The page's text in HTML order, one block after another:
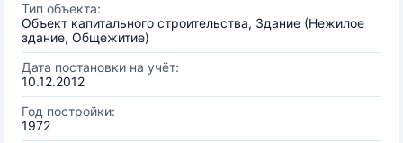
Тип объекта:
Объект капитального строительства, Здание (Нежилое
здание, Общежитие)
Дата постановки на учёт:
10.12.2012
Год постройки:
1972